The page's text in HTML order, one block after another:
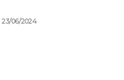
23/06/2024